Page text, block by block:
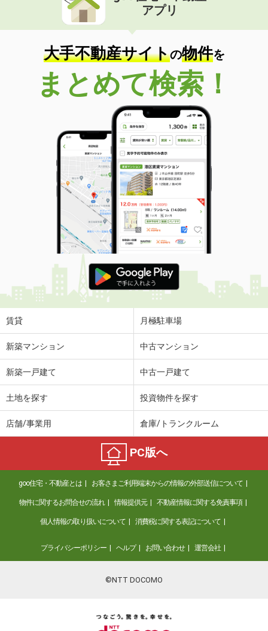
アプリ
大手不動産サイトの物件を
まとめて検索！
賃貸 月極駐車場
新築マンション 中古マンション
新築一戸建て 中古一戸建て
土地を探す 投資物件を探す
店舗/事業用 倉庫/トランクルーム
PC版へ
goo住宅・不動産とは お客さまご利用端末からの情報の外部送信について
物件に関するお問合せの流れ 情報提供元 不動産情報に関する免責事項
個人情報の取り扱いについて 消費税に関する表記について
プライバシーポリシー ヘルプ お問い合わせ 運営会社
©NTT DOCOMO